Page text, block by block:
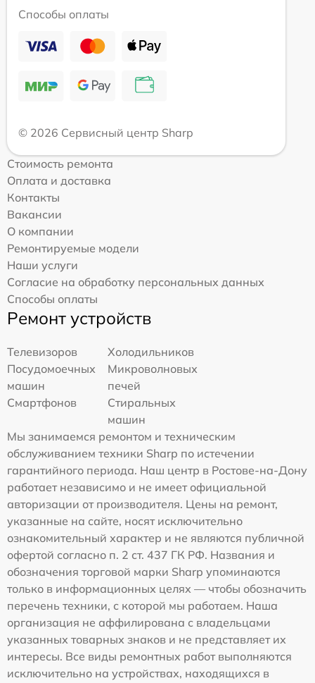
Способы оплаты
© 2026 Сервисный центр Sharp
Стоимость ремонта
Оплата и доставка
Контакты
Вакансии
О компании
Ремонтируемые модели
Наши услуги
Согласие на обработку персональных данных
Способы оплаты
Ремонт устройств
Телевизоров
Холодильников
Посудомоечных
машин
Микроволновых
печей
Смартфонов
Стиральных
машин
Мы занимаемся ремонтом и техническим
обслуживанием техники Sharp по истечении
гарантийного периода. Наш центр в Ростове-на-Дону
работает независимо и не имеет официальной
авторизации от производителя. Цены на ремонт,
указанные на сайте, носят исключительно
ознакомительный характер и не являются публичной
офертой согласно п. 2 ст. 437 ГК РФ. Названия и
обозначения торговой марки Sharp упоминаются
только в информационных целях — чтобы обозначить
перечень техники, с которой мы работаем. Наша
организация не аффилирована с владельцами
указанных товарных знаков и не представляет их
интересы. Все виды ремонтных работ выполняются
исключительно на устройствах, находящихся в